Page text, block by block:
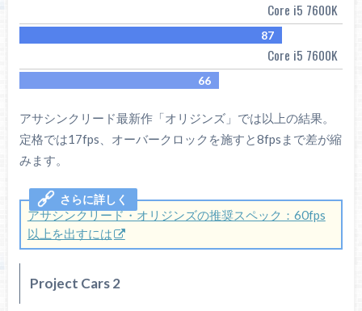
Core i5 7600K
87
Core i5 7600K
66
アサシンクリード最新作「オリジンズ」では以上の結果。
定格では17fps、オーバークロックを施すと8fpsまで差が縮
みます。
アサシンクリード・オリジンズの推奨スペック：60fps
以上を出すには
Project Cars 2